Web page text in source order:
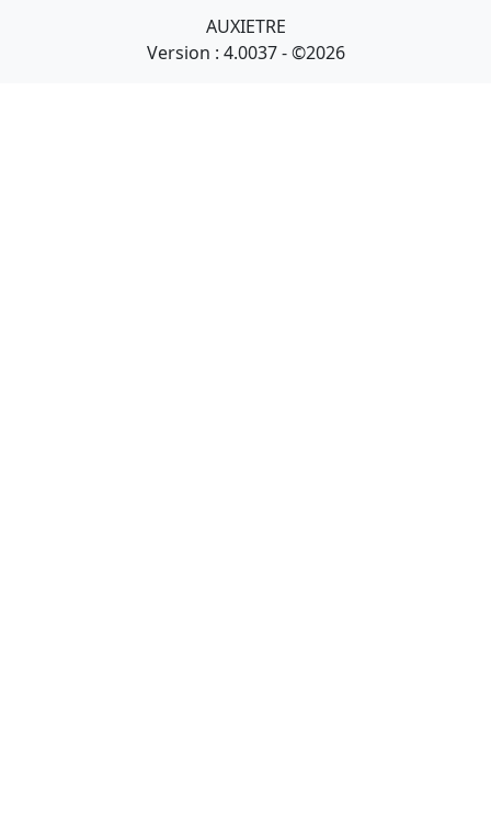
AUXIETRE
Version : 4.0037 - ©2026